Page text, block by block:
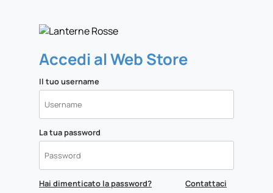
Accedi al Web Store
Il tuo username
La tua password
Hai dimenticato la password? Contattaci